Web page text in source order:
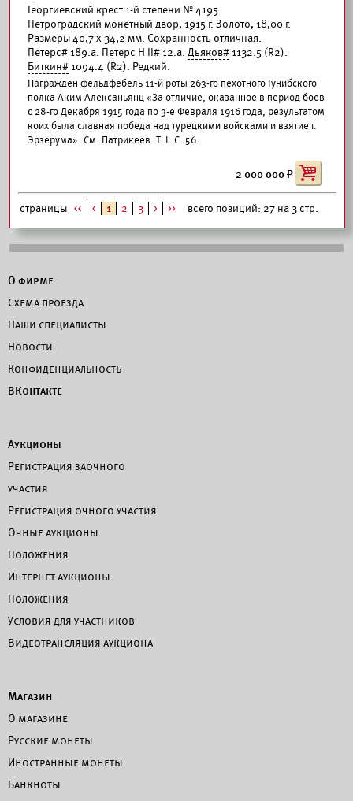
Георгиевский крест 1-й степени № 4195.
Петроградский монетный двор, 1915 г. Золото, 18,00 г.
Размеры 40,7 х 34,2 мм. Сохранность отличная.
Петерс# 189.а. Петерс Н II# 12.а. Дьяков# 1132.5 (R2).
Биткин# 1094.4 (R2). Редкий.
Награжден фельдфебель 11-й роты 263-го пехотного Гунибского
полка Аким Алексаньянц «За отличие, оказанное в период боев
с 28-го Декабря 1915 года по 3-е Февраля 1916 года, результатом
коих была славная победа над турецкими войсками и взятие г.
Эрзерума». См. Патрикеев. Т. I. С. 56.
2 000 000
страницы << < 1 2 3 > >> всего позиций: 27 на 3 стр.
О фирме
Схема проезда
Наши специалисты
Новости
Конфиденциальность
ВКонтакте
Аукционы
Регистрация заочного
участия
Регистрация очного участия
Очные аукционы.
Положения
Интернет аукционы.
Положения
Условия для участников
Видеотрансляция аукциона
Магазин
О магазине
Русские монеты
Иностранные монеты
Банкноты